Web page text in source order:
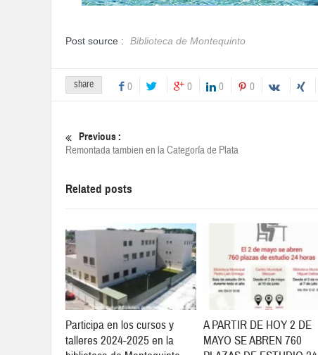
Post source : Biblioteca de Montequinto
share 0 0 0 0
Previous :
Remontada tambien en la Categoría de Plata
Related posts
Participa en los cursos y
talleres 2024-2025 en la
A PARTIR DE HOY 2 DE
MAYO SE ABREN 760